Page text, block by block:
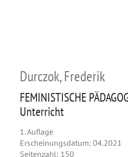
Durczok, Frederik
FEMINISTISCHE
Unterricht
1. Auflage
Erscheinungsdatum: 04.2021
Seitenzahl: 150